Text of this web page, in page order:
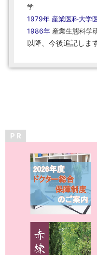
学
1979年 産業医科大学
1986年 産業生態科学
以降、今後追記します
P R